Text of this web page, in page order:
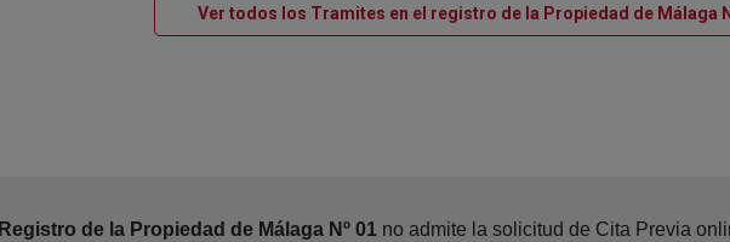
Ver todos los Tramites en el registro de la Propiedad de Málaga
Registro de la Propiedad de Málaga Nº 01 no admite la solicitud de Cita Previa